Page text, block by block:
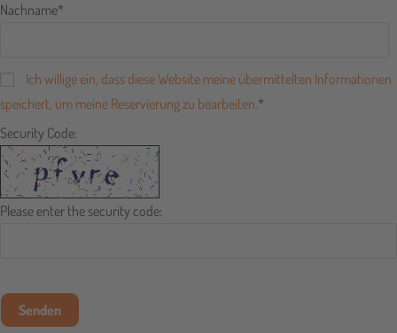
Nachname*
Ich willige ein, dass diese Website meine übermittelten Informationen
speichert, um meine Reservierung zu bearbeiten.*
Security Code:
Please enter the security code:
Senden